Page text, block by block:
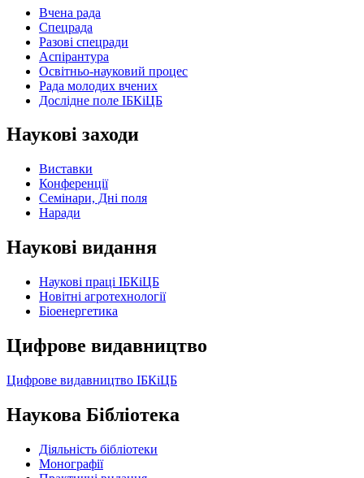
Вчена рада
Спецрада
Разові спецради
Аспірантура
Освітньо-науковий процес
Рада молодих вчених
Дослідне поле ІБКіЦБ
Наукові заходи
Виставки
Конференції
Семінари, Дні поля
Наради
Наукові видання
Наукові праці ІБКіЦБ
Новітні агротехнології
Бiоенергетика
Цифрове видавництво
Цифрове видавництво ІБКіЦБ
Наукова Бібліотека
Діяльність бібліотеки
Монографії